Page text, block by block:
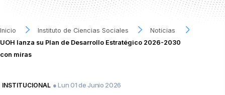
Inicio Instituto de Ciencias Sociales
Noticias
UOH lanza su Plan de Desarrollo Estratégico 2026-2030
con miras
INSTITUCIONAL ● Lun 01 de Junio 2026